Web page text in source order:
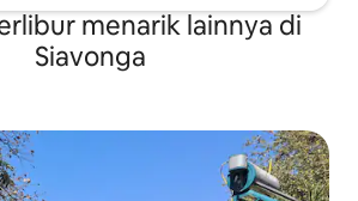
menarik lainnya di
Siavonga